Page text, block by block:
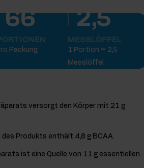
66
Packung
2,5
MESSLÖFFEL
1 Portion = 2,5
Messlöffel
versorgt den Körper mit 21 g
des Produkts enthält 4,8 g BCAA.
ist eine Quelle von 11 g essentiellen